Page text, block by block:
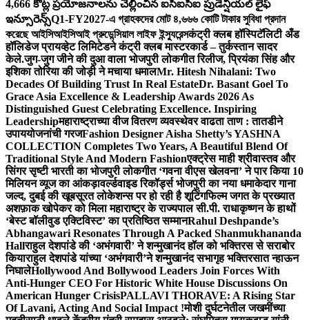
4,666 కోట్ల ప్రయోజనాలను చెల్లించిన ఐసిఐసిఐ ప్రుడెన్షియల్ లైఫ్
ఇన్సూరెన్స్Q1-FY2027-এ গ্রাহকদের মোট ৪,৬৬৬ কোটি টাকার সুবিধা প্রদান
করেছে আইসিআইসিআই প্রুডেন্সিয়াল লাইফ ইন্স্যুরেন্সकंट्री क्लब हॉस्पिटॅलिटी अँड
हॉलिडेज प्रायव्हेट लिमिटेडने कंट्री क्लब मास्टरकार्ड – तुर्कस्तान सादर
केले.जुग-जुग जीने की दुआ वाला भोजपुरी लोकगीत रिलीज, प्रियंका सिंह और
इशिका तोरिया की जोड़ी ने मचाया धमालMr. Hitesh Nihalani: Two
Decades Of Building Trust In Real EstateDr. Basant Goel To
Grace Asia Excellence & Leadership Awards 2026 As
Distinguished Guest Celebrating Excellence. Inspiring
Leadershipमहाराष्ट्राच्या वीज वितरण व्यवस्थेवर वाढता ताण : तातडीने
उपाययोजनांची गरजFashion Designer Aisha Shetty’s YASHNA
COLLECTION Completes Two Years, A Beautiful Blend Of
Traditional Style And Modern Fashionएक्ट्रेस माही श्रीवास्तव और
सिंगर सृष्टी भारती का भोजपुरी लोकगीत ‘गवना वीएस खेलवना’ ने पार किया 10
मिलियन व्यूज का आंकड़ावर्ल्डवाइड रिकॉर्ड्स भोजपुरी का नया धमाकेदार गाना
जल्द, दुबई की खूबसूरत लोकेशन्स पर हो रही है शूटिंगफिल्म जगत के प्रख्यात
अशफ़ाक खोपेकर को मिला महाराष्ट्र के राज्यपाल सी.पी. राधाकृष्णन के हाथों
‘बेस्ट बॉलीवुड एक्टिविस्ट’ का प्रतिष्ठित सम्मानRahul Deshpande’s
Abhangawari Resonates Through A Packed Shanmukhananda
Hallराहुल देशपांडे की ‘अभंगवारी’ ने शन्मुखानंद हॉल को भक्तिरस से सराबोर
कियाराहुल देशपांडे यांच्या ‘अभंगवारी’ने शन्मुखानंद सभागृह भक्तिरसात न्हाऊन
निघालेHollywood And Bollywood Leaders Join Forces With
Anti-Hunger CEO For Historic White House Discussions On
American Hunger CrisisPALLAVI THORAVE: A Rising Star
Of Lavani, Acting And Social Impact !मोशी दुर्घटनेतील जखमींच्या